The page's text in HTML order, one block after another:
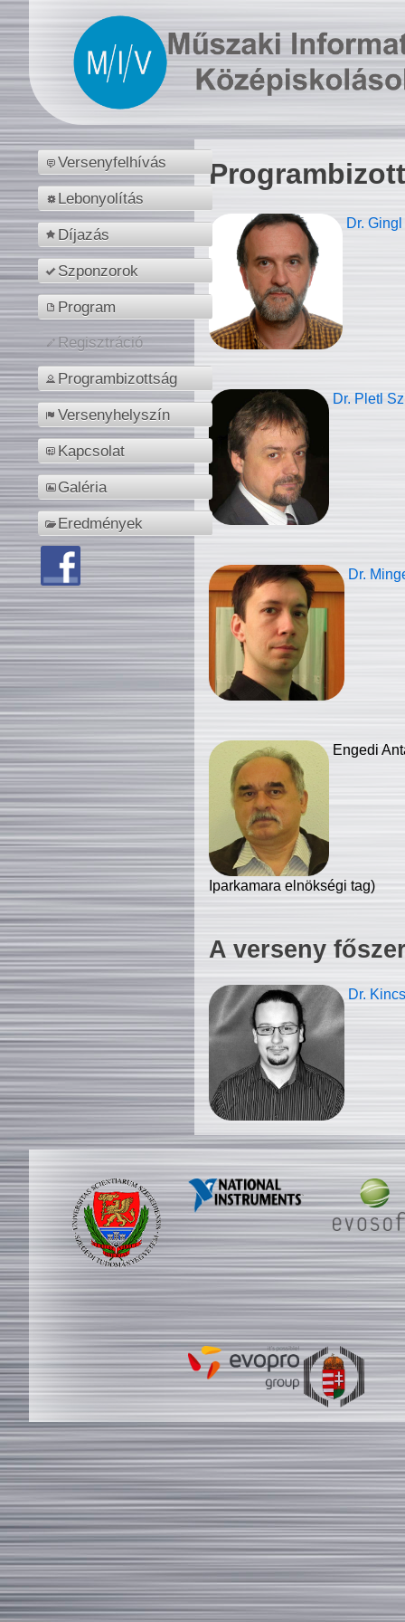
Versenyfelhívás
Lebonyolítás
Díjazás
Szponzorok
Program
Regisztráció
Programbizottság
Versenyhelyszín
Kapcsolat
Galéria
Eredmények
Dr.
Dr. Pletl
Dr.
Engedi
Iparkamara elnökségi tag)
A verseny
Dr.